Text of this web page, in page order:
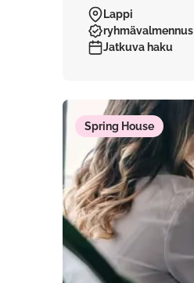
Lappi
ryhmävalmennus
Jatkuva haku
Spring House